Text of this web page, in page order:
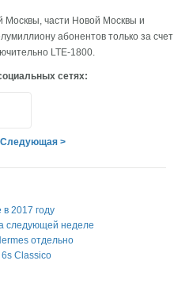
Москвы, части Новой Москвы и
абонентов только за счет
LTE-1800.
сетях:
Следующая >
2017 году
следующей неделе
отдельно
Classico